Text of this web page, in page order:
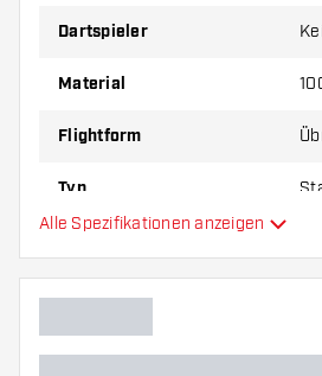
um herauszufinden, welche
zu Ihnen passt!
Dartspieler
Material
Flightform
Typ
Hauptfarbe
Alle Spezifikationen anzeigen